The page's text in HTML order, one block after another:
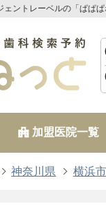
ントレーベルの「ぱぱぱ
加盟医院一覧
神奈川県 横浜